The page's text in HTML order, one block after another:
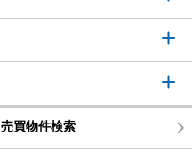
売買物件検索